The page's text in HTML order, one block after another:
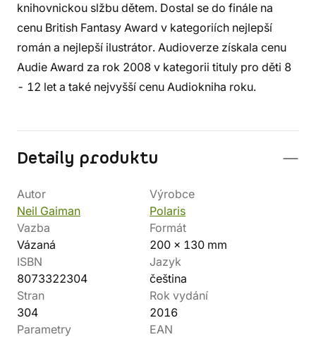
knihovnickou slžbu dětem. Dostal se do finále na
cenu British Fantasy Award v kategoriích nejlepší
román a nejlepší ilustrátor. Audioverze získala cenu
Audie Award za rok 2008 v kategorii tituly pro děti 8
- 12 let a také nejvyšší cenu Audiokniha roku.
Detaily produktu
Autor
Neil Gaiman
Výrobce
Polaris
Vazba
Vázaná
Formát
200 x 130 mm
ISBN
8073322304
Jazyk
čeština
Stran
304
Rok vydání
2016
Parametry
EAN